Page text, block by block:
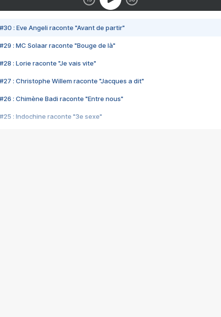
#30 : Eve Angeli raconte "Avant de partir"
#29 : MC Solaar raconte "Bouge de là"
#28 : Lorie raconte "Je vais vite"
#27 : Christophe Willem raconte "Jacques a dit"
#26 : Chimène Badi raconte "Entre nous"
#25 : Indochine raconte "3e sexe"